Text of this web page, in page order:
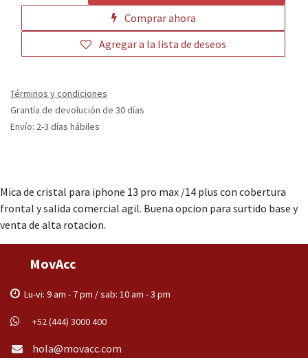
Comprar ahora
Agregar a la lista de deseos
Términos y condiciones
Grantía de devolución de 30 días
Envío: 2-3 días hábiles
Mica de cristal para iphone 13 pro max /14 plus con cobertura
frontal y salida comercial agil. Buena opcion para surtido base y
venta de alta rotacion.
MovAcc
Lu-vi: 9 am - 7 pm / sab: 10 am - 3 pm
+52 (444) 3000 400
hola@movacc.com